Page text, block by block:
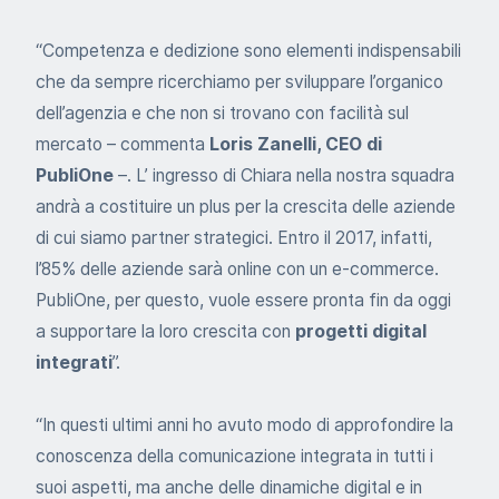
“Competenza e dedizione sono elementi indispensabili
che da sempre ricerchiamo per sviluppare l’organico
dell’agenzia e che non si trovano con facilità sul
mercato – commenta Loris Zanelli, CEO di
PubliOne–. L’ ingresso di Chiara nella nostra squadra
andrà a costituire un plus per la crescita delle aziende
di cui siamo partner strategici. Entro il 2017, infatti,
l’85% delle aziende sarà online con un e-commerce.
PubliOne, per questo, vuole essere pronta fin da oggi
a supportare la loro crescita con progetti digital
integrati”.
“In questi ultimi anni ho avuto modo di approfondire la
conoscenza della comunicazione integrata in tutti i
suoi aspetti, ma anche delle dinamiche digital e in